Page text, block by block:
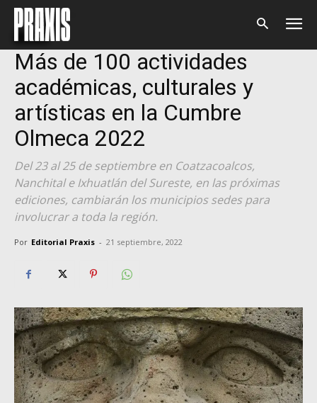
Inicio Cultura
Cultura
Más de 100 actividades
académicas, culturales y
artísticas en la Cumbre
Olmeca 2022
Del 23 al 25 de septiembre en Coatzacoalcos,
Nanchital e Ixhuatlán del Sureste, en las próximas
ediciones, cambiarán los municipios sedes para
involucrar a toda la región.
Por Editorial Praxis - 21 septiembre, 2022